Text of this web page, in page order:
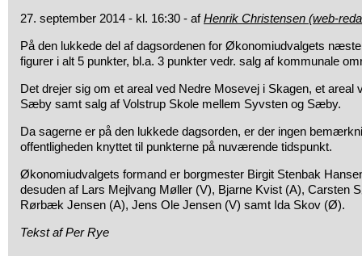
27. september 2014 - kl. 16:30 - afHenrik Christensen (web-
På den lukkede del af dagsordenen for Økonomiudvalgets
figurer i alt 5 punkter, bl.a. 3 punkter vedr. salg af kommunale
Det drejer sig om et areal ved Nedre Mosevej i Skagen, et areal
Sæby samt salg af Volstrup Skole mellem Syvsten og Sæby.
Da sagerne er på den lukkede dagsorden, er der ingen
offentligheden knyttet til punkterne på nuværende tidspunkt.
Økonomiudvalgets formand er borgmester Birgit Stenbak
desuden af Lars Mejlvang Møller (V), Bjarne Kvist (A), Carsten
Rørbæk Jensen (A), Jens Ole Jensen (V) samt Ida Skov (Ø).
Tekst af Per Rye